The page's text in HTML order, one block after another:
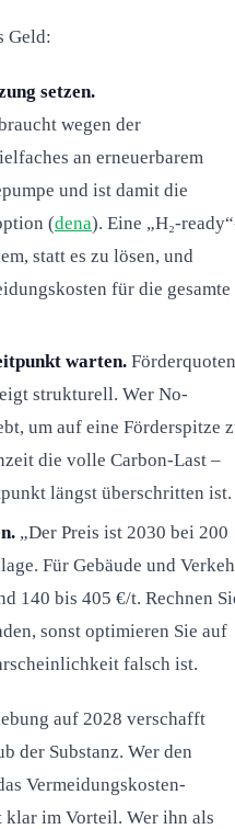
Geld:
setzen.
wegen der
an erneuerbarem
und ist damit die
(dena). Eine „H₂-
statt es zu lösen, und
für die gesamte
warten. Förderquoten
strukturell. Wer No-
um auf eine Förderspitze
die volle Carbon-Last –
längst überschritten ist.
„Der Preis ist 2030 bei 200
Für Gebäude und
140 bis 405 €/t. Rechnen
sonst optimieren Sie auf
falsch ist.
auf 2028 verschafft
der Substanz. Wer den
Vermeidungskosten-
klar im Vorteil. Wer ihn als